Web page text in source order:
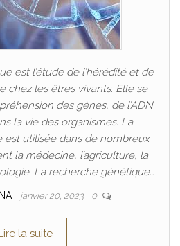
est l’étude de l’hérédité et de
chez les êtres vivants. Elle se
des gènes, de l’ADN
la vie des organismes. La
utilisée dans de nombreux
la médecine, l’agriculture, la
La recherche génétique…
janvier 20, 2023 0
Lire la suite